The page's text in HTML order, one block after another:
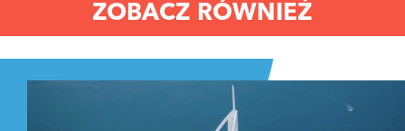
ZOBACZ RÓWNIEŻ